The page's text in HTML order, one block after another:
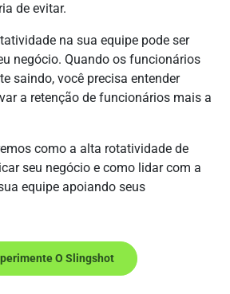
de evitar.
na sua equipe pode ser
negócio. Quando os funcionários
saindo, você precisa entender
a retenção de funcionários mais a
como a alta rotatividade de
seu negócio e como lidar com a
equipe apoiando seus
O Slingshot